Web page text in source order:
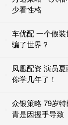
少看性格
车优配 一个假
骗了世界？
凤凰配资 演员
你学几年了！
众银策略 79岁
青是因握手导致